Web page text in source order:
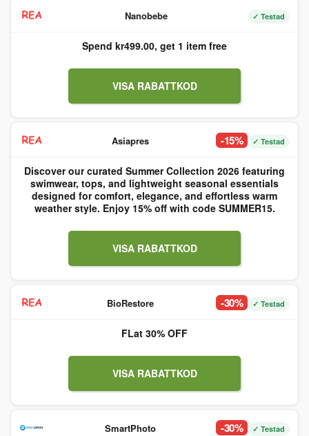
Nanobebe ✓ Testad
Spend kr499.00, get 1 item free
VISA RABATTKOD
Asiapres -15% ✓ Testad
Discover our curated Summer Collection 2026 featuring
swimwear, tops, and lightweight seasonal essentials
designed for comfort, elegance, and effortless warm
weather style. Enjoy 15% off with code SUMMER15.
VISA RABATTKOD
BioRestore -30% ✓ Testad
FLat 30% OFF
VISA RABATTKOD
SmartPhoto -30% ✓ Testad